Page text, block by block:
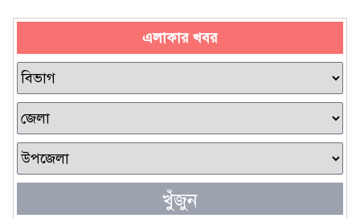
এলাকার খবর
খুঁজুন